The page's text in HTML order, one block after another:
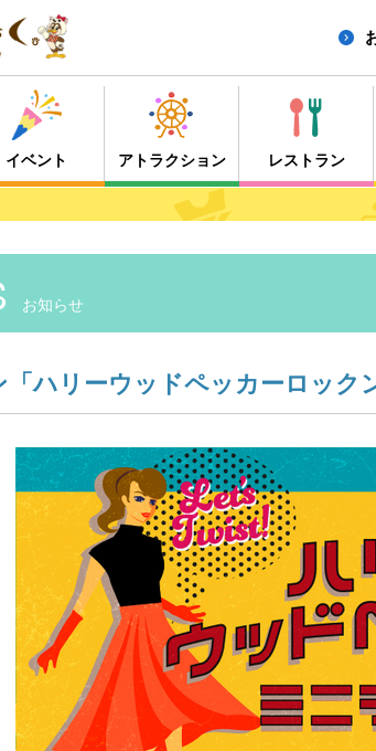
イベント アトラクション レストラン
お知らせ
「ハリーウッドペッカーロック